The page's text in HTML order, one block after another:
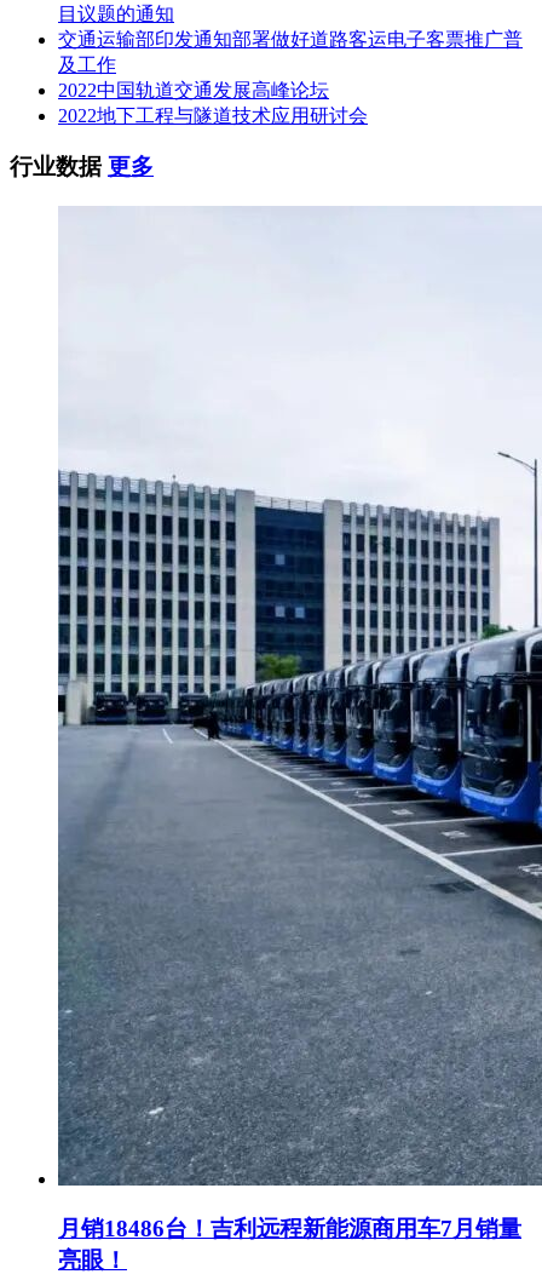
在此，谨对积极参与本项目的所有供应商表示衷心的感谢！
如对中标结果有异议，请于本公告期限届满之日起七个工作日
内以书面形式向上海中世建设咨询有限公司（地址：上海市曹
杨路528弄35号中世办公楼，邮编：200063，联系人：尚方
提出质疑。
九、凡对本次公告内容提出询问，请按以下方式联系。
名 称：上海中世建设咨询有限公司
地址：上海市曹杨路528弄35号（中世办公楼）
联系方式：尚方方、朱世豪 021-62445139
3.项目联系方式
项目联系人：尚方方、朱世豪
电话：021-62445139
目议题的通知
交通运输部印发通知部署做好道路客运电子客票推广普
及工作
2022中国轨道交通发展高峰论坛
2022地下工程与隧道技术应用研讨会
行业数据更多
月销18486台！吉利远程新能源商用车7月销量
亮眼！